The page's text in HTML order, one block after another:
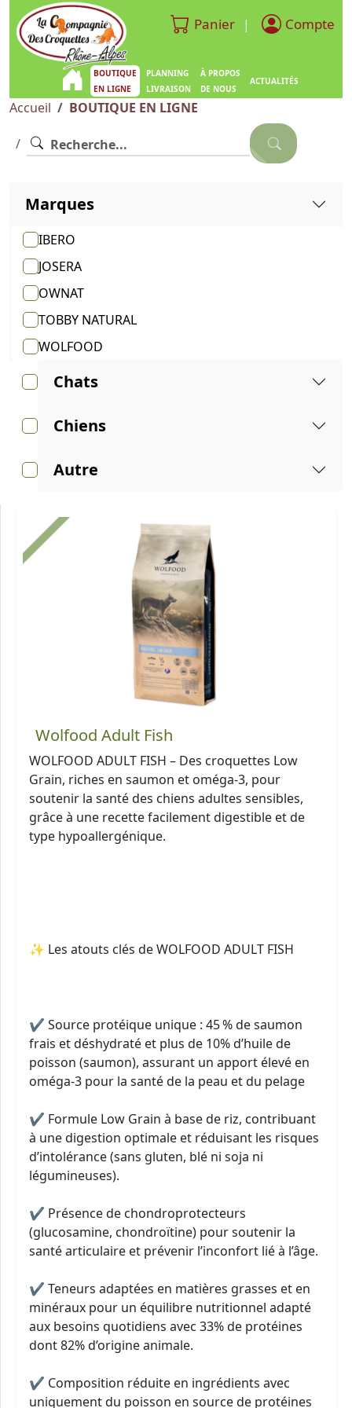
Panier | Compte
BOUTIQUE
EN LIGNE
PLANNING
LIVRAISON
À PROPOS
DE NOUS
ACTUALITÉS
Accueil BOUTIQUE EN LIGNE
Marques
IBERO
JOSERA
OWNAT
TOBBY NATURAL
WOLFOOD
Chats
Chiens
Autre
Wolfood Adult Fish
WOLFOOD ADULT FISH – Des croquettes Low
Grain, riches en saumon et oméga-3, pour
soutenir la santé des chiens adultes sensibles,
grâce à une recette facilement digestible et de
type hypoallergénique.
✨ Les atouts clés de WOLFOOD ADULT FISH
✔ Source protéique unique : 45 % de saumon
frais et déshydraté et plus de 10% d’huile de
poisson (saumon), assurant un apport élevé en
oméga-3 pour la santé de la peau et du pelage
✔ Formule Low Grain à base de riz, contribuant
à une digestion optimale et réduisant les risques
d’intolérance (sans gluten, blé ni soja ni
légumineuses).
✔ Présence de chondroprotecteurs
(glucosamine, chondroïtine) pour soutenir la
santé articulaire et prévenir l’inconfort lié à l’âge.
✔ Teneurs adaptées en matières grasses et en
minéraux pour un équilibre nutritionnel adapté
aux besoins quotidiens avec 33% de protéines
dont 82% d’origine animale.
✔ Composition réduite en ingrédients avec
uniquement du poisson en source de protéines